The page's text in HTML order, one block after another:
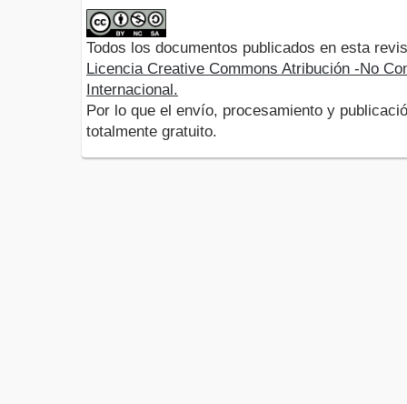
Todos los documentos publicados en esta
Licencia Creative Commons Atribución -No
Internacional.
Por lo que el envío, procesamiento y
totalmente gratuito.